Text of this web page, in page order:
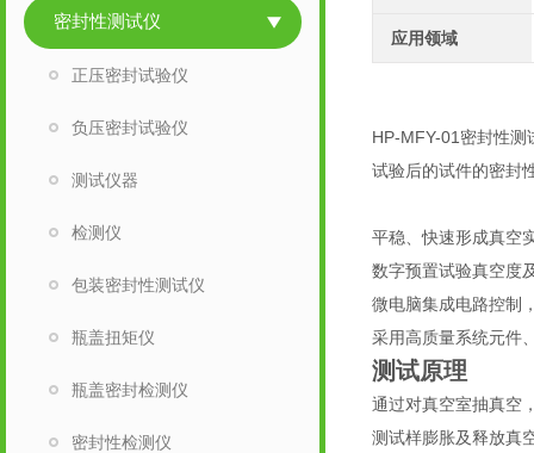
应用领域
HP-MFY-01密封性
试验后的试件的密封
平稳、快速形成真空
数字预置试验真空度
微电脑集成电路控制
采用高质量系统元件
测试原理
通过对真空室抽真空
测试样膨胀及释放真
密封性测试仪
正压密封试验仪
负压密封试验仪
测试仪器
检测仪
包装密封性测试仪
瓶盖扭矩仪
瓶盖密封检测仪
密封性检测仪